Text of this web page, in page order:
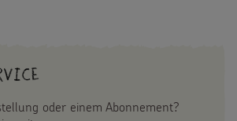
oder einem Abonnement?